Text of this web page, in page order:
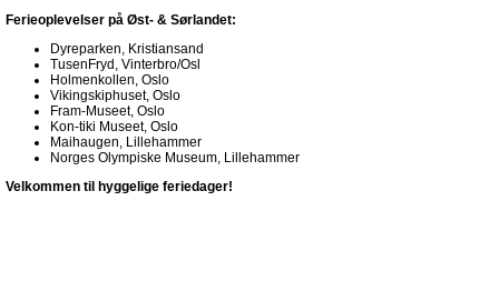
Ferieoplevelser på Øst- & Sørlandet:
Dyreparken, Kristiansand
TusenFryd, Vinterbro/Osl
Holmenkollen, Oslo
Vikingskiphuset, Oslo
Fram-Museet, Oslo
Kon-tiki Museet, Oslo
Maihaugen, Lillehammer
Norges Olympiske Museum, Lillehammer
Velkommen til hyggelige feriedager!